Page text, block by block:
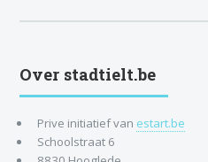
Over stadtielt.be
Prive initiatief van estart.be
Schoolstraat 6